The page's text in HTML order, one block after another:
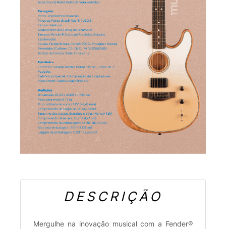
DESCRIÇÃO
Mergulhe na inovação musical com a Fender®